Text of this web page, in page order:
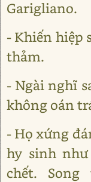
Garigliano.
- Khiến hiệp
thảm.
- Ngài nghĩ
không oán
- Họ xứng
hy sinh
chết.